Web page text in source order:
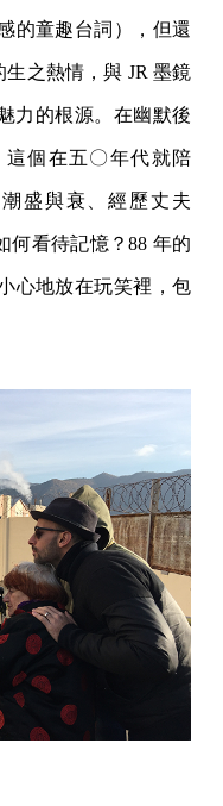
的童趣台詞），但還
生之熱情，與 JR 墨鏡
力的根源。在幽默後
這個在五〇年代就陪
盛與衰、經歷丈夫
何看待記憶？88 年的
心地放在玩笑裡，包